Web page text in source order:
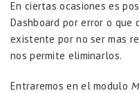
En ciertas ocasiones es
Dashboard por error o que
existente por no ser mas
nos permite eliminarlos.
Entraremos en el modulo